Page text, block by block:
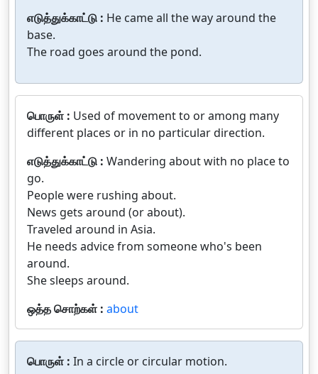
எடுத்துக்காட்டு : He came all the way around the
base.
The road goes around the pond.
பொருள் : Used of movement to or among many
different places or in no particular direction.
எடுத்துக்காட்டு : Wandering about with no place to
go.
People were rushing about.
News gets around (or about).
Traveled around in Asia.
He needs advice from someone who's been
around.
She sleeps around.
ஒத்த சொற்கள் : about
பொருள் : In a circle or circular motion.